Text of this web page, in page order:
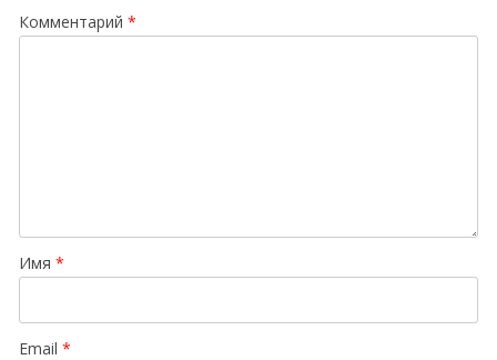
Комментарий *
Имя *
Email *